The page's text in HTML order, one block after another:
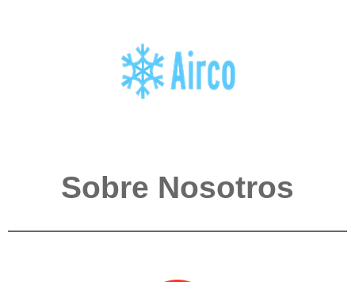
Sobre Nosotros